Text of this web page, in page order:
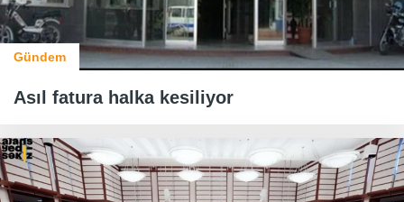
Gündem
Asıl fatura halka kesiliyor